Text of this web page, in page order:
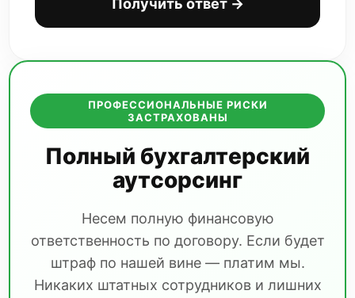
Получить ответ →
ПРОФЕССИОНАЛЬНЫЕ РИСКИ
ЗАСТРАХОВАНЫ
Полный бухгалтерский
аутсорсинг
Несем полную финансовую
ответственность по договору. Если будет
штраф по нашей вине — платим мы.
Никаких штатных сотрудников и лишних